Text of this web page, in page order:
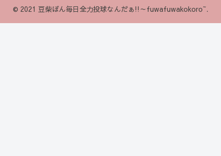
© 2021 豆柴ぽん毎日全力投球なんだぁ!!～fuwafuwakokoro~.